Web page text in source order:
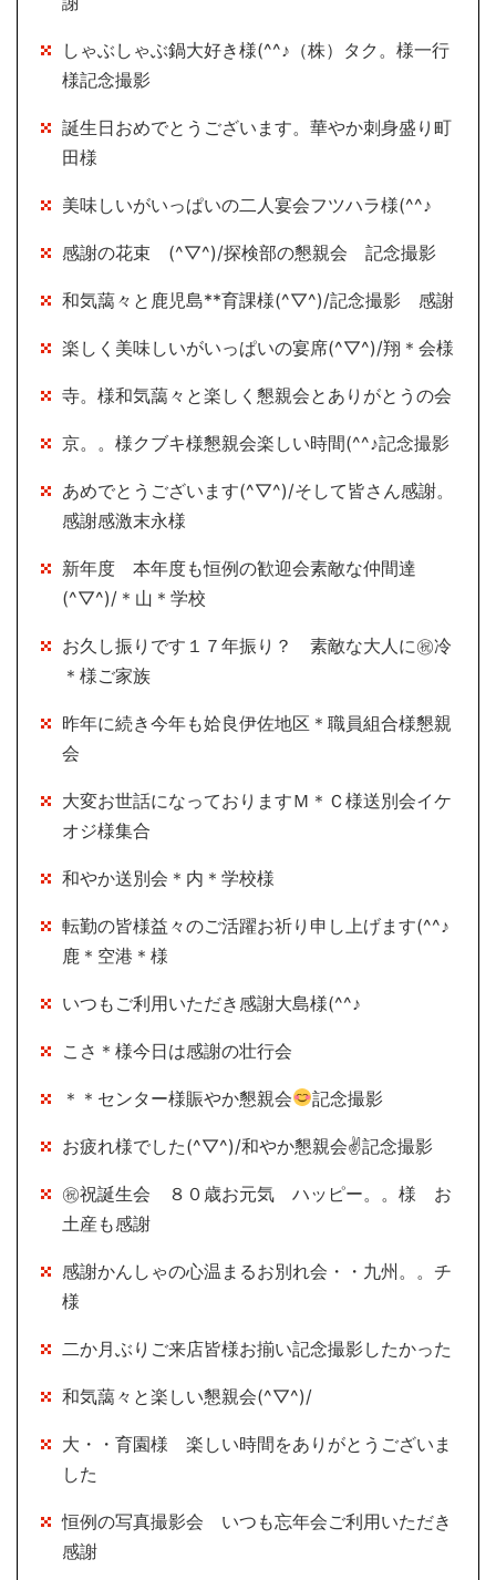
しゃぶしゃぶ鍋大好き様(^^♪（株）タク。様一行
様記念撮影
誕生日おめでとうございます。華やか刺身盛り町
田様
美味しいがいっぱいの二人宴会フツハラ様(^^♪
感謝の花束 (^▽^)/探検部の懇親会 記念撮影
和気藹々と鹿児島**育課様(^▽^)/記念撮影 感謝
楽しく美味しいがいっぱいの宴席(^▽^)/翔＊会様
寺。様和気藹々と楽しく懇親会とありがとうの会
京。。様クブキ様懇親会楽しい時間(^^♪記念撮影
あめでとうございます(^▽^)/そして皆さん感謝。
感謝感激末永様
新年度 本年度も恒例の歓迎会素敵な仲間達
(^▽^)/＊山＊学校
お久し振りです１７年振り？ 素敵な大人に㊗冷
＊様ご家族
昨年に続き今年も姶良伊佐地区＊職員組合様懇親
会
大変お世話になっておりますＭ＊Ｃ様送別会イケ
オジ様集合
和やか送別会＊内＊学校様
転勤の皆様益々のご活躍お祈り申し上げます(^^♪
鹿＊空港＊様
いつもご利用いただき感謝大島様(^^♪
こさ＊様今日は感謝の壮行会
＊＊センター様賑やか懇親会 記念撮影
お疲れ様でした(^▽^)/和やか懇親会✌記念撮影
㊗祝誕生会 ８０歳お元気 ハッピー。。様 お
土産も感謝
感謝かんしゃの心温まるお別れ会・・九州。。チ
様
二か月ぶりご来店皆様お揃い記念撮影したかった
和気藹々と楽しい懇親会(^▽^)/
大・・育園様 楽しい時間をありがとうございま
した
恒例の写真撮影会 いつも忘年会ご利用いただき
感謝